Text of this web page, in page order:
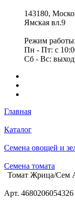
143180,
Ямская вл.9
Режим работы:
Пн - Пт: с
Сб - Вс:
Главная
Каталог
Семена овощей и
Семена томата
Томат Жрица/
Арт. 4680206054326